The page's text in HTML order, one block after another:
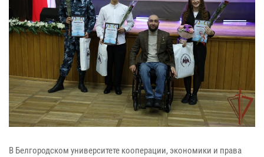
В Белгородском университете кооперации, экономики и права